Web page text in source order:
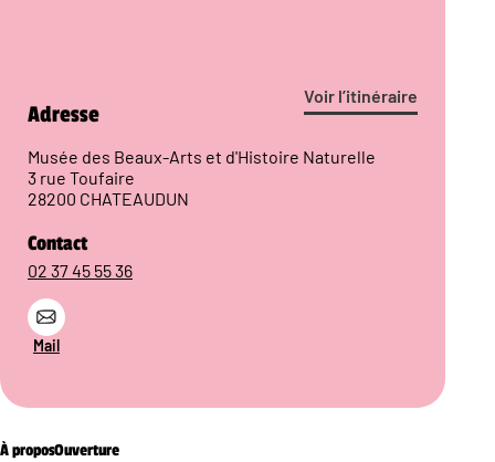
Voir l’itinéraire
Adresse
Musée des Beaux-Arts et d'Histoire Naturelle
3 rue Toufaire
28200 CHATEAUDUN
Contact
02 37 45 55 36
Mail
À proposOuverture